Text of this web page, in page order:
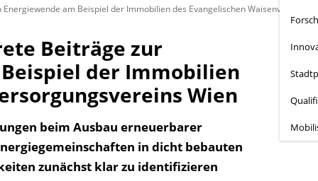
am Beispiel der Immobilien des Evangelischen
Beiträge zur
der Immobilien
Wien
beim Ausbau erneuerbarer
in dicht bebauten
zunächst klar zu identifizieren